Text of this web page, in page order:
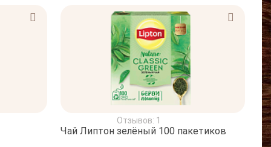
Отзывов: 1
Чай Липтон зелёный 100 пакетиков